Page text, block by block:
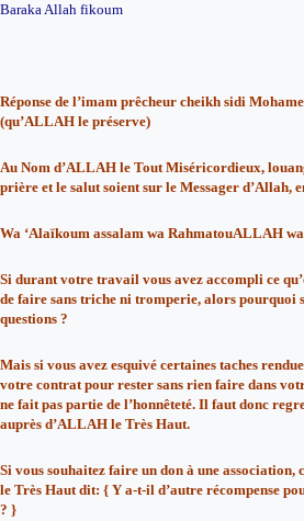
Baraka Allah fikoum
Réponse de l’imam prêcheur cheikh sidi
(qu’ALLAH le préserve)
Au Nom d’ALLAH le Tout Miséricordieux,
prière et le salut soient sur le Messager d’Allah,
Wa ‘Alaïkoum assalam wa RahmatouALLAH
Si durant votre travail vous avez accompli ce
de faire sans triche ni tromperie, alors pourquoi
questions ?
Mais si vous avez esquivé certaines taches
votre contrat pour rester sans rien faire dans
ne fait pas partie de l’honnêteté. Il faut donc
auprès d’ALLAH le Très Haut.
Si vous souhaitez faire un don à une association,
le Très Haut dit: { Y a-t-il d’autre récompense
? }